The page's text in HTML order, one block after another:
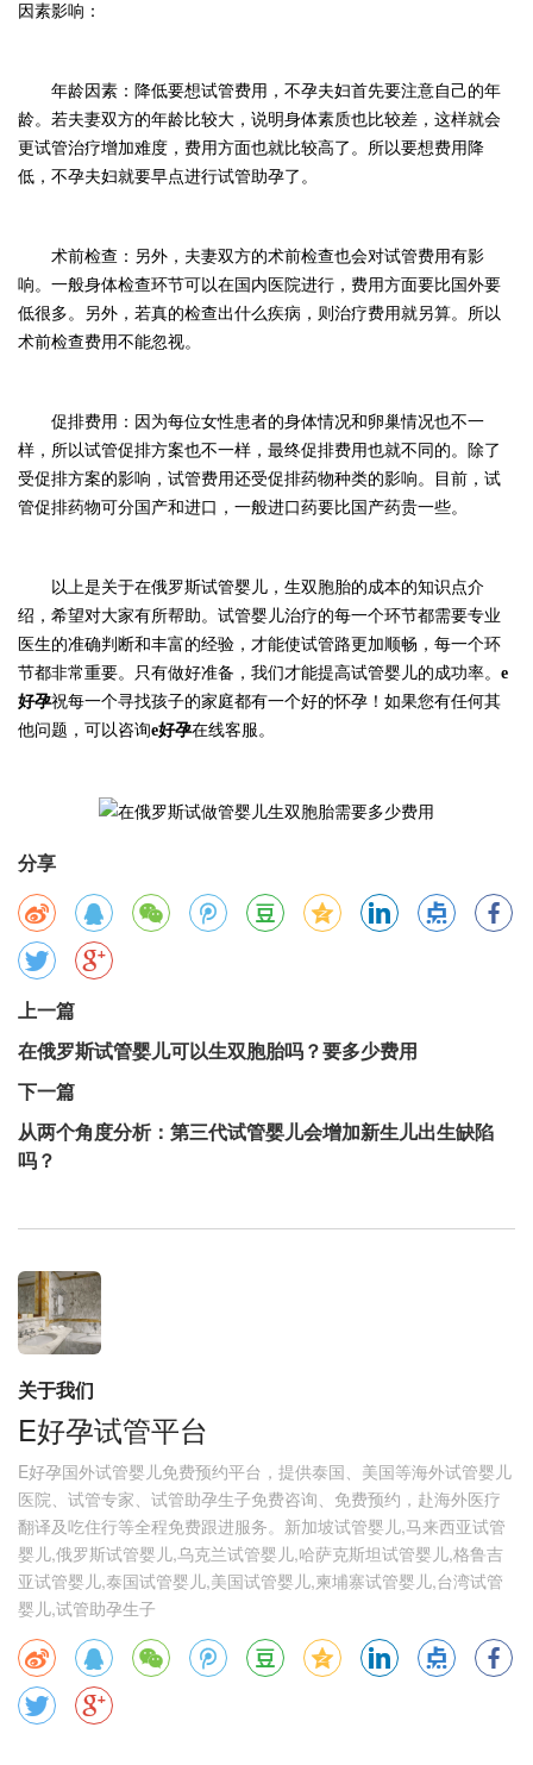
因素影响：
年龄因素：降低要想试管费用，不孕夫妇首先要注意自己的年
龄。若夫妻双方的年龄比较大，说明身体素质也比较差，这样就会
更试管治疗增加难度，费用方面也就比较高了。所以要想费用降
低，不孕夫妇就要早点进行试管助孕了。
术前检查：另外，夫妻双方的术前检查也会对试管费用有影
响。一般身体检查环节可以在国内医院进行，费用方面要比国外要
低很多。另外，若真的检查出什么疾病，则治疗费用就另算。所以
术前检查费用不能忽视。
促排费用：因为每位女性患者的身体情况和卵巢情况也不一
样，所以试管促排方案也不一样，最终促排费用也就不同的。除了
受促排方案的影响，试管费用还受促排药物种类的影响。目前，试
管促排药物可分国产和进口，一般进口药要比国产药贵一些。
以上是关于在俄罗斯试管婴儿，生双胞胎的成本的知识点介
绍，希望对大家有所帮助。试管婴儿治疗的每一个环节都需要专业
医生的准确判断和丰富的经验，才能使试管路更加顺畅，每一个环
节都非常重要。只有做好准备，我们才能提高试管婴儿的成功率。 e
好孕祝每一个寻找孩子的家庭都有一个好的怀孕！如果您有任何其
他问题，可以咨询e好孕在线客服。
分享
上一篇
在俄罗斯试管婴儿可以生双胞胎吗？要多少费用
下一篇
从两个角度分析：第三代试管婴儿会增加新生儿出生缺陷
吗？
关于我们
E好孕试管平台
E好孕国外试管婴儿免费预约平台，提供泰国、美国等海外试管婴儿
医院、试管专家、试管助孕生子免费咨询、免费预约，赴海外医疗
翻译及吃住行等全程免费跟进服务。新加坡试管婴儿,马来西亚试管
婴儿,俄罗斯试管婴儿,乌克兰试管婴儿,哈萨克斯坦试管婴儿,格鲁吉
亚试管婴儿,泰国试管婴儿,美国试管婴儿,柬埔寨试管婴儿,台湾试管
婴儿,试管助孕生子